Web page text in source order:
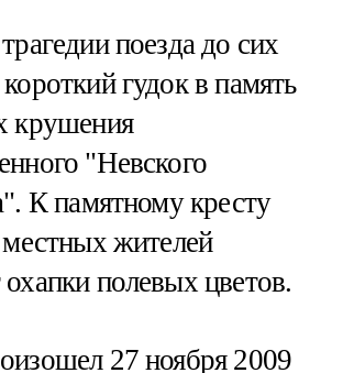
поезда до сих
гудок в память
крушения
"Невского
К памятному кресту
местных жителей
полевых цветов.
27 ноября 2009